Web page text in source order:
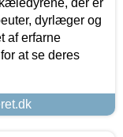
dyrlæger og
af erfarne
at se deres